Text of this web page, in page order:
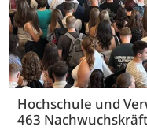
Hochschule und
463